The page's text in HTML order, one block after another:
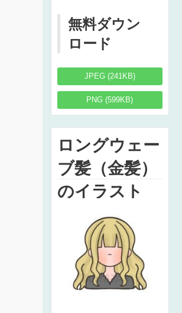
無料ダウン
ロード
JPEG (241KB)
PNG (599KB)
ロングウェー
ブ髪（金髪）
のイラスト